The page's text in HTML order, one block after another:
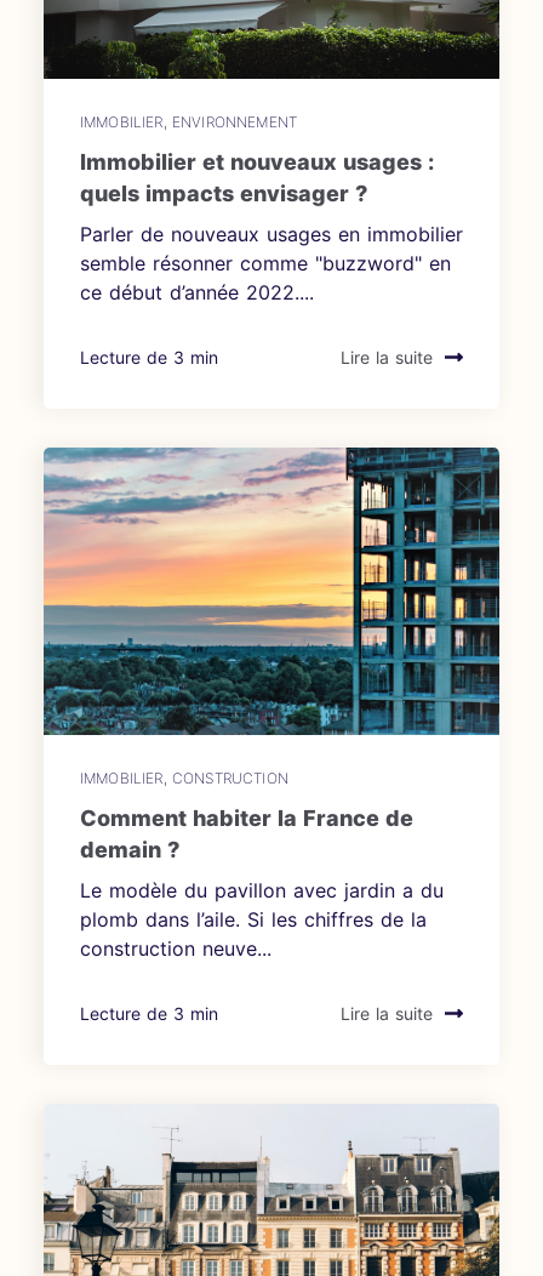
IMMOBILIER ENVIRONNEMENT
Immobilier et nouveaux usages :
quels impacts envisager ?
Parler de nouveaux usages en immobilier
semble résonner comme "buzzword" en
ce début d’année 2022....
Lecture de 3 min Lire la suite
IMMOBILIER CONSTRUCTION
Comment habiter la France de
demain ?
Le modèle du pavillon avec jardin a du
plomb dans l’aile. Si les chiffres de la
construction neuve...
Lecture de 3 min Lire la suite